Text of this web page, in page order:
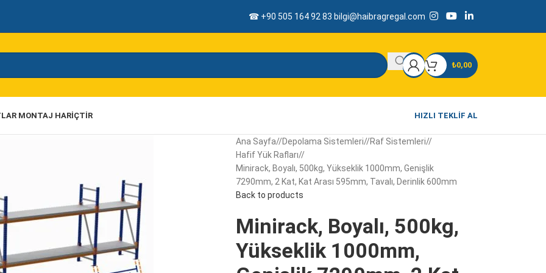
☎ +90 505 164 92 83 bilgi@haibragregal.com
₺0,00
MONTAJ HARIÇTIR HIZLI TEKLIF AL
Ana Sayfa/ Depolama Sistemleri/ Raf Sistemleri/
Hafif Yük Rafları/
Minirack, Boyalı, 500kg, Yükseklik 1000mm, Genişlik
7290mm, 2 Kat, Kat Arası 595mm, Tavalı, Derinlik 600mm
Back to products
Minirack, Boyalı, 500kg,
Yükseklik 1000mm,